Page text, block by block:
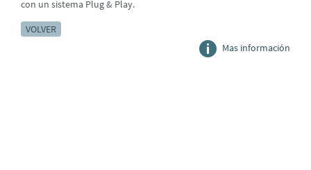
con un sistema Plug & Play.
VOLVER
Mas información